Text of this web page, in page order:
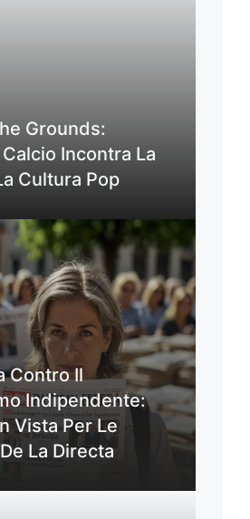
Grounds:
Incontra La
Cultura Pop
Contro Il
Indipendente:
Vista Per Le
La Directa